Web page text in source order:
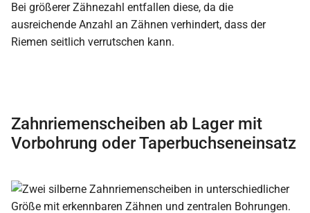
Bei größerer Zähnezahl entfallen diese, da die
ausreichende Anzahl an Zähnen verhindert, dass der
Riemen seitlich verrutschen kann.
Zahnriemenscheiben ab Lager mit
Vorbohrung oder Taperbuchseneinsatz